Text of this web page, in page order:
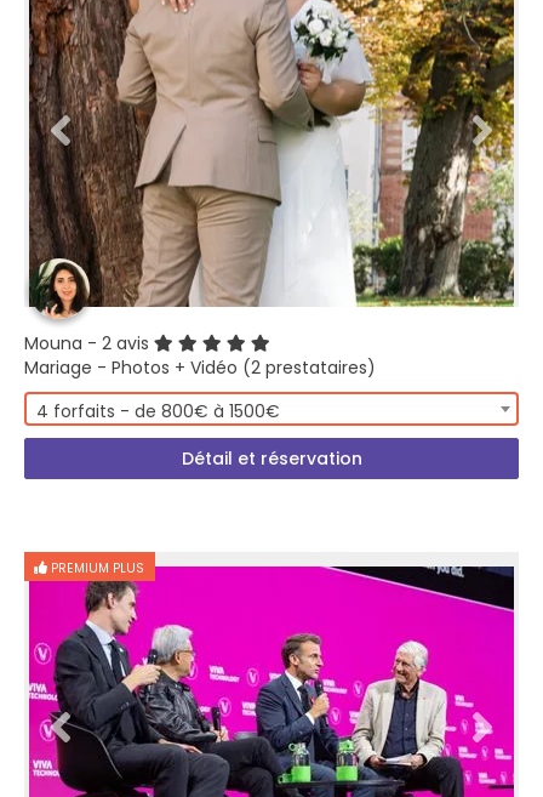
Mouna - 2 avis
Mariage - Photos + Vidéo (2 prestataires)
4 forfaits - de 800€ à 1500€
Détail et réservation
PREMIUM PLUS